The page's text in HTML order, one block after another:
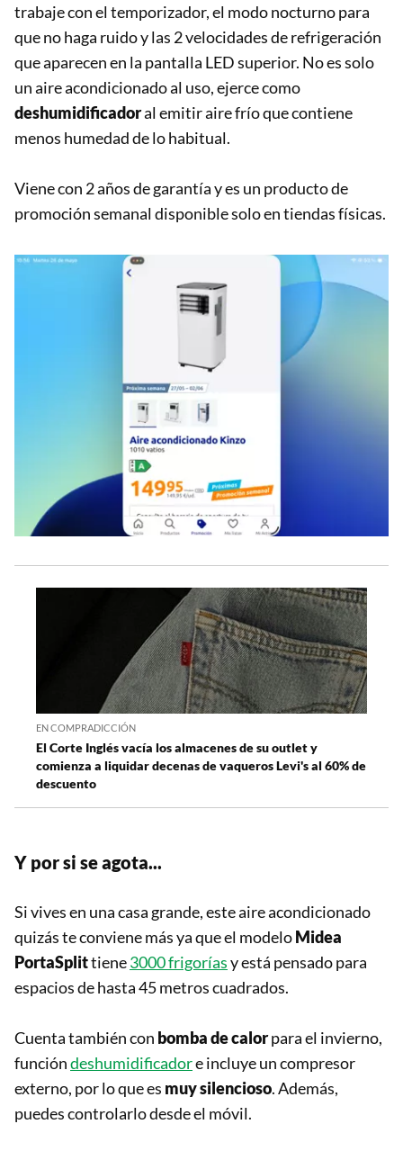
trabaje con el temporizador, el modo nocturno para
que no haga ruido y las 2 velocidades de refrigeración
que aparecen en la pantalla LED superior. No es solo
un aire acondicionado al uso, ejerce como
deshumidificadoral emitir aire frío que contiene
menos humedad de lo habitual.
Viene con 2 años de garantía y es un producto de
promoción semanal disponible solo en tiendas físicas.
EN COMPRADICCIÓN
El Corte Inglés vacía los almacenes de su outlet y
comienza a liquidar decenas de vaqueros Levi's al 60% de
descuento
Y por si se agota...
Si vives en una casa grande, este aire acondicionado
quizás te conviene más ya que el modeloMidea
PortaSplittiene3000 frigoríasy está pensado para
espacios de hasta 45 metros cuadrados.
Cuenta también con bomba de calorpara el invierno,
funcióndeshumidificadore incluye un compresor
externo, por lo que es muy silencioso. Además,
puedes controlarlo desde el móvil.